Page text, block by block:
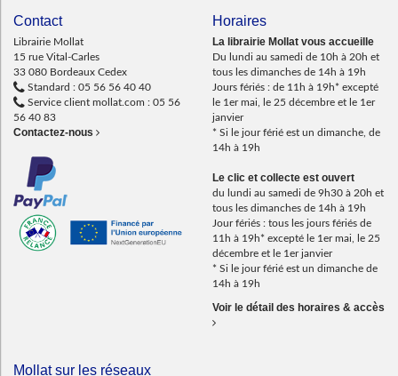
Contact
Librairie Mollat
15 rue Vital-Carles
33 080 Bordeaux Cedex
Standard : 05 56 56 40 40
Service client mollat.com : 05 56
56 40 83
Contactez-nous
Horaires
La librairie Mollat vous accueille
Du lundi au samedi de 10h à 20h et
tous les dimanches de 14h à 19h
Jours fériés : de 11h à 19h* excepté
le 1er mai, le 25 décembre et le 1er
janvier
* Si le jour férié est un dimanche, de
14h à 19h
Le clic et collecte est ouvert
du lundi au samedi de 9h30 à 20h et
tous les dimanches de 14h à 19h
Jour fériés : tous les jours fériés de
11h à 19h* excepté le 1er mai, le 25
décembre et le 1er janvier
* Si le jour férié est un dimanche de
14h à 19h
Voir le détail des horaires & accès
Mollat sur les réseaux